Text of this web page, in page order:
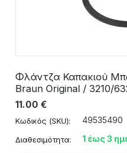
Φλάντζα Καπακιού
Braun Original / 3210/
11.00 €
Κωδικός (SKU): 49535490
Διαθεσιμότητα: 1 έως 3